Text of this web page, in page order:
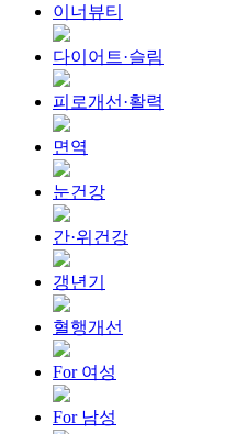
이너뷰티
다이어트·슬림
피로개선·활력
면역
눈건강
간·위건강
갱년기
혈행개선
For 여성
For 남성